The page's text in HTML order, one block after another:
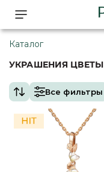
Каталог
УКРАШЕНИЯ ЦВЕТЫ
Все фильтры